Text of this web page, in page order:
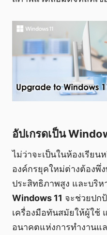
อัปเกรดเป็น
ไม่ว่าจะเป็นในห้องเรียน
องค์กรยุคใหม่ต่างต้องพึ่
ประสิทธิภาพสูง และบริห
Windows 11 จะช่วยปก
เครื่องมือทันสมัยให้ผู้ใช้
อนาคตแห่งการทำงานแ